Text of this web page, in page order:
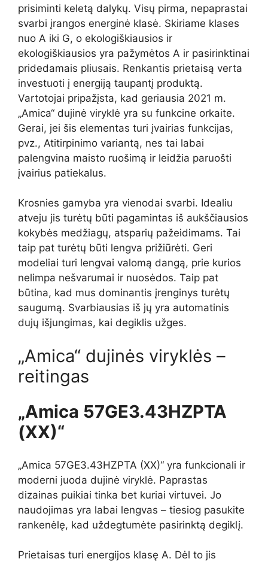
prisiminti keletą dalykų. Visų pirma, nepaprastai
svarbi įrangos energinė klasė. Skiriame klases
nuo A iki G, o ekologiškiausios ir
ekologiškiausios yra pažymėtos A ir pasirinktinai
pridedamais pliusais. Renkantis prietaisą verta
investuoti į energiją taupantį produktą.
Vartotojai pripažįsta, kad geriausia 2021 m.
„Amica“ dujinė viryklė yra su funkcine orkaite.
Gerai, jei šis elementas turi įvairias funkcijas,
pvz., Atitirpinimo variantą, nes tai labai
palengvina maisto ruošimą ir leidžia paruošti
įvairius patiekalus.
Krosnies gamyba yra vienodai svarbi. Idealiu
atveju jis turėtų būti pagamintas iš aukščiausios
kokybės medžiagų, atsparių pažeidimams. Tai
taip pat turėtų būti lengva prižiūrėti. Geri
modeliai turi lengvai valomą dangą, prie kurios
nelimpa nešvarumai ir nuosėdos. Taip pat
būtina, kad mus dominantis įrenginys turėtų
saugumą. Svarbiausias iš jų yra automatinis
dujų išjungimas, kai degiklis užges.
„Amica“ dujinės viryklės –
reitingas
„Amica 57GE3.43HZPTA
(XX)“
„Amica 57GE3.43HZPTA (XX)“ yra funkcionali ir
moderni juoda dujinė viryklė. Paprastas
dizainas puikiai tinka bet kuriai virtuvei. Jo
naudojimas yra labai lengvas – tiesiog pasukite
rankenėlę, kad uždegtumėte pasirinktą degiklį.
Prietaisas turi energijos klasę A. Dėl to jis